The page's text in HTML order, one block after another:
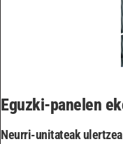
Eguzki-panelen
Neurri-unitateak ulertzea